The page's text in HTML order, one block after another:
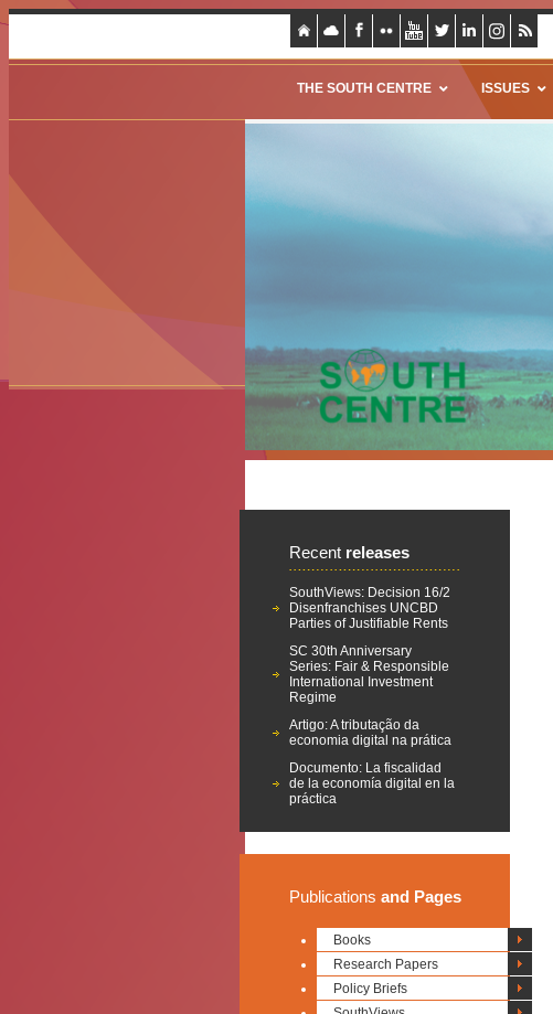
THE SOUTH CENTRE ISSUES
Recent releases
SouthViews: Decision 16/2
Disenfranchises UNCBD
Parties of Justifiable Rents
SC 30th Anniversary
Series: Fair & Responsible
International Investment
Regime
Artigo: A tributação da
economia digital na prática
Documento: La fiscalidad
de la economía digital en la
práctica
Publications and Pages
Books
Research Papers
Policy Briefs